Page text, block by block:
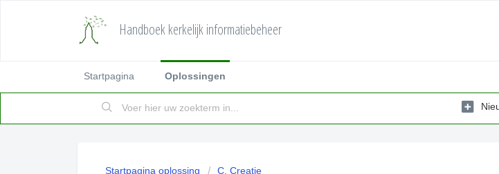
Handboek kerkelijk informatiebeheer
Startpagina Oplossingen
Startpagina oplossing C. Creatie